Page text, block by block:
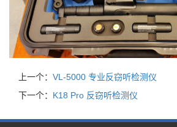
上一个： VL-5000 专业反窃听检测仪
下一个： K18 Pro 反窃听检测仪